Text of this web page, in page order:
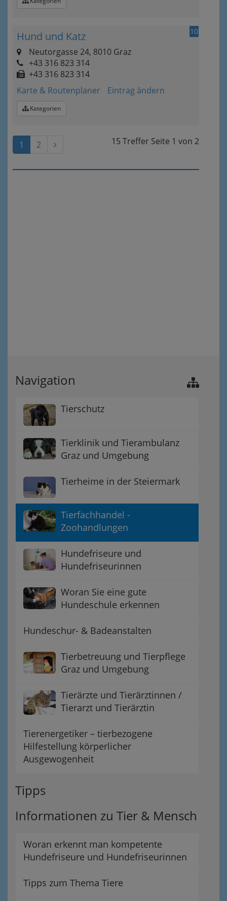
10
Hund und Katz
Neutorgasse 24, 8010 Graz
+43 316 823 314
+43 316 823 314
Karte & Routenplaner
Eintrag ändern
Kategorien
15 Treffer Seite 1 von 2
1 2
Navigation
Tierschutz
Tierklinik und Tierambulanz
Graz und Umgebung
Tierheime in der Steiermark
Tierfachhandel -
Zoohandlungen
Hundefriseure und
Hundefriseurinnen
Woran Sie eine gute
Hundeschule erkennen
Hundeschur- & Badeanstalten
Tierbetreuung und Tierpflege
Graz und Umgebung
Tierärzte und Tierärztinnen /
Tierarzt und Tierärztin
Tierenergetiker – tierbezogene
Hilfestellung körperlicher
Ausgewogenheit
Tipps
Informationen zu Tier & Mensch
Woran erkennt man kompetente
Hundefriseure und Hundefriseurinnen
Tipps zum Thema Tiere